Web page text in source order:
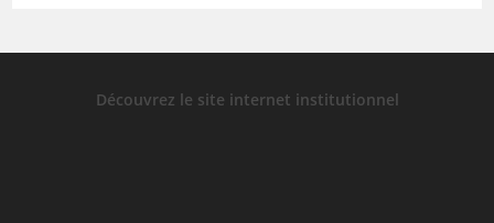
Découvrez le site internet institutionnel